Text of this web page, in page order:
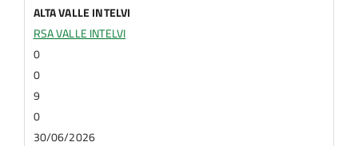
ALTA VALLE INTELVI
RSA VALLE INTELVI
0
0
9
0
30/06/2026